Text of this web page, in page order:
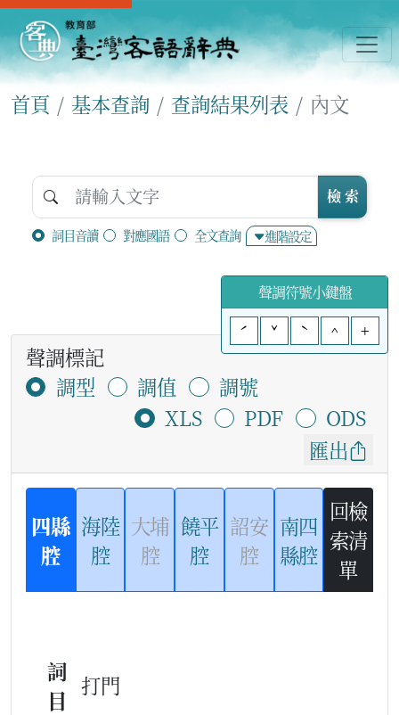
首頁 基本查詢 查詢結果列表 內文
詞目音讀 對應國語 全文查詢 進階設定
檢 索
聲調符號小鍵盤
ˊ
ˇ ˋ ^ +
聲調標記
調型
調值
調號
XLS
PDF
ODS
匯出
四縣
腔
海陸
腔
大埔
腔
饒平
腔
詔安
腔
南四
縣腔
回檢
索清
單
詞
目
打門